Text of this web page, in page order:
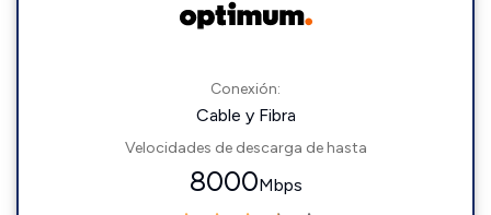
Conexión:
Cable y Fibra
Velocidades de descarga de hasta
8000Mbps